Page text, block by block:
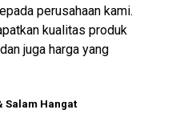
perusahaan kami.
kualitas produk
juga harga yang
Salam Hangat